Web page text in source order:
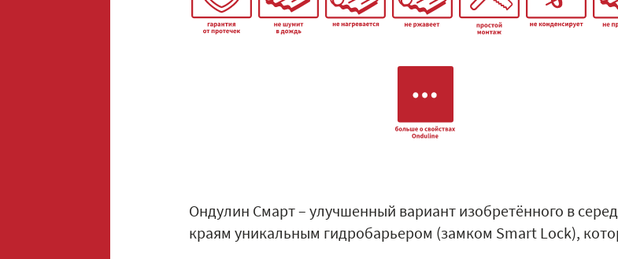
Ондулин Смарт – улучшенный вариант изобретённого в
краям уникальным гидробарьером (замком Smart Lock),